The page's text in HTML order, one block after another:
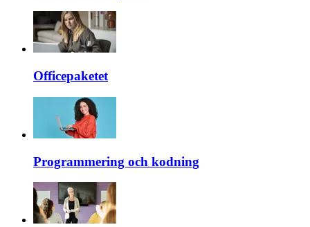
Officepaketet
Programmering och kodning